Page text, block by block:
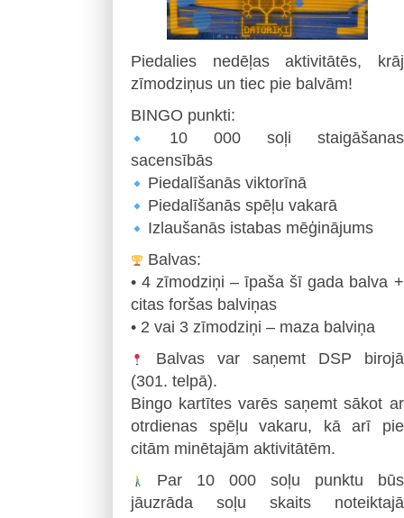
Piedalies nedēļas aktivitātēs, krāj
zīmodziņus un tiec pie balvām!
BINGO punkti:
10 000 soļi staigāšanas
sacensībās
Piedalīšanās viktorīnā
Piedalīšanās spēļu vakarā
Izlaušanās istabas mēģinājums
Balvas:
• 4 zīmodziņi – īpaša šī gada balva +
citas foršas balviņas
• 2 vai 3 zīmodziņi – maza balviņa
Balvas var saņemt DSP birojā
(301. telpā).
Bingo kartītes varēs saņemt sākot ar
otrdienas spēļu vakaru, kā arī pie
citām minētajām aktivitātēm.
Par 10 000 soļu punktu būs
jāuzrāda soļu skaits noteiktajā